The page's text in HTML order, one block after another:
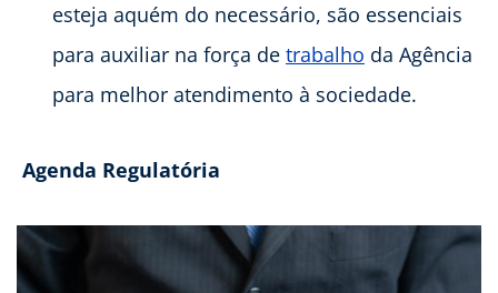
esteja aquém do necessário, são essenciais
para auxiliar na força de trabalho da Agência
para melhor atendimento à sociedade.
Agenda Regulatória